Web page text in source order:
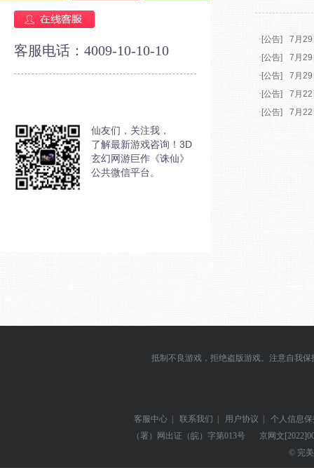
客服电话：4009-10-10-10
仙友们，关注我，
了解最新游戏咨询！3D
玄幻网游巨作《诛仙》
公共微信平台。
· [公告]
7月29
· [公告]
7月29
· [公告]
7月29
· [公告]
7月22
· [公告] 7月22
抵制不良游戏，拒绝盗版游戏。注意自我
客服中心 | 联系我们 | 用户协议 |
个人信息
（署）网出证（皖）字第013号
京网文
© 完美